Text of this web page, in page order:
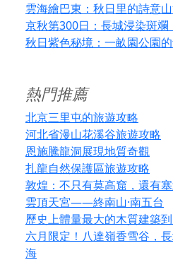
雲海繪巴東：秋日里的詩意
京秋第300日：長城浸染斑
秋日紫色秘境：一畝園公園
熱門推薦
北京三里屯的旅遊攻略
河北省漫山花溪谷旅遊攻略
恩施騰龍洞展現地質奇觀
扎龍自然保護區旅遊攻略
敦煌：不只有莫高窟，還有
雲頂天宮——終南山·南五台
歷史上體量最大的木質建築
六月限定！八達嶺香雪谷，
海